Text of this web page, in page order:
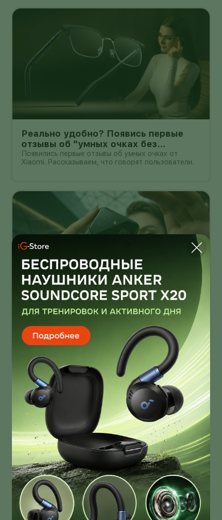
Реально удобно? Появись первые
отзывы об "умных очках без
дисплея" от Xioami
Появились первые отзывы об умных очках от
Xiaomi. Рассказываем, что говорят пользователи.
Infinix Note 60 Ultra от Pininfarina
умеет звонить через спутник
Infinix Note 60 Ultra получил дизайн от Pininfarina!
И это далеко не единственная фича новинки!
О нас
Ответы на вопросы
Персональные данные
Контакты
Оплата, доставка и возврат товара
Оферта
Политика конфиденциальности